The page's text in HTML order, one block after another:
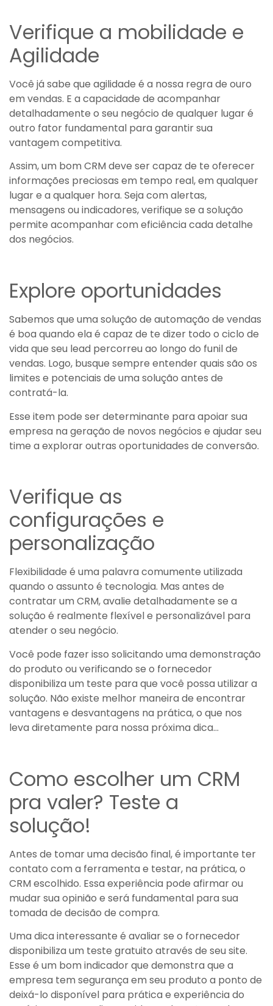
Verifique a mobilidade e
Agilidade
Você já sabe que agilidade é a nossa regra de ouro
em vendas. E a capacidade de acompanhar
detalhadamente o seu negócio de qualquer lugar é
outro fator fundamental para garantir sua
vantagem competitiva.
Assim, um bom CRM deve ser capaz de te oferecer
informações preciosas em tempo real, em qualquer
lugar e a qualquer hora. Seja com alertas,
mensagens ou indicadores, verifique se a solução
permite acompanhar com eficiência cada detalhe
dos negócios.
Explore oportunidades
Sabemos que uma solução de automação de vendas
é boa quando ela é capaz de te dizer todo o ciclo de
vida que seu lead percorreu ao longo do funil de
vendas. Logo, busque sempre entender quais são os
limites e potenciais de uma solução antes de
contratá-la.
Esse item pode ser determinante para apoiar sua
empresa na geração de novos negócios e ajudar seu
time a explorar outras oportunidades de conversão.
Verifique as
configurações e
personalização
Flexibilidade é uma palavra comumente utilizada
quando o assunto é tecnologia. Mas antes de
contratar um CRM, avalie detalhadamente se a
solução é realmente flexível e personalizável para
atender o seu negócio.
Você pode fazer isso solicitando uma demonstração
do produto ou verificando se o fornecedor
disponibiliza um teste para que você possa utilizar a
solução. Não existe melhor maneira de encontrar
vantagens e desvantagens na prática, o que nos
leva diretamente para nossa próxima dica…
Como escolher um CRM
pra valer? Teste a
solução!
Antes de tomar uma decisão final, é importante ter
contato com a ferramenta e testar, na prática, o
CRM escolhido. Essa experiência pode afirmar ou
mudar sua opinião e será fundamental para sua
tomada de decisão de compra.
Uma dica interessante é avaliar se o fornecedor
disponibiliza um teste gratuito através de seu site.
Esse é um bom indicador que demonstra que a
empresa tem segurança em seu produto a ponto de
deixá-lo disponível para prática e experiência do